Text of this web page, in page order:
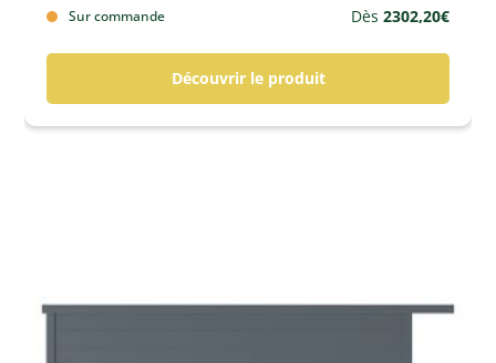
Sur commande Dès 2302,20€
Découvrir le produit